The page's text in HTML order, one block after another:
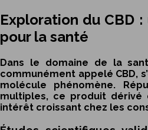
Exploration du CBD
pour la santé
Dans le domaine de la
communément appelé CBD,
molécule phénomène.
multiples, ce produit dérivé
intérêt croissant chez les